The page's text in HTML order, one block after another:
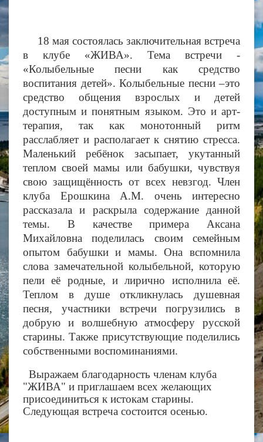
18 мая состоялась заключительная встреча
в клубе «ЖИВА». Тема встречи -
«Колыбельные песни как средство
воспитания детей». Колыбельные песни –это
средство общения взрослых и детей
доступным и понятным языком. Это и арт-
терапия, так как монотонный ритм
расслабляет и располагает к снятию стресса.
Маленький ребёнок засыпает, укутанный
теплом своей мамы или бабушки, чувствуя
свою защищённость от всех невзгод. Член
клуба Ерошкина А.М. очень интересно
рассказала и раскрыла содержание данной
темы. В качестве примера Аксана
Михайловна поделилась своим семейным
опытом бабушки и мамы. Она вспомнила
слова замечательной колыбельной, которую
пели её родные, и лирично исполнила её.
Теплом в душе откликнулась душевная
песня, участники встречи погрузились в
добрую и волшебную атмосферу русской
старины. Также присутствующие поделились
собственными воспоминаниями.
Выражаем благодарность членам клуба
"ЖИВА" и приглашаем всех желающих
присоединиться к истокам старины.
Следующая встреча состоится осенью.